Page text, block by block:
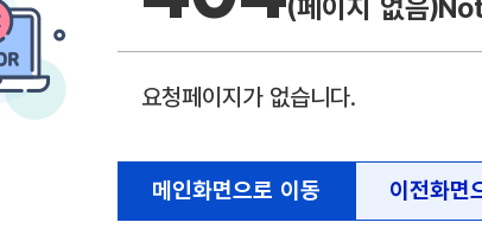
(페이지 없음)
요청페이지가 없습니다.
메인화면으로 이동 이전화면